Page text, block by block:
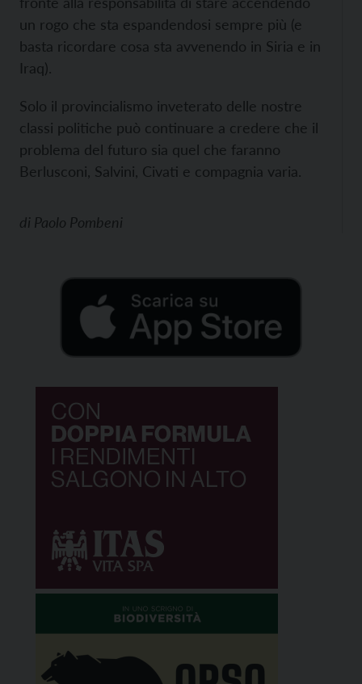
un rogo che sta espandendosi sempre più (e
basta ricordare cosa sta avvenendo in Siria e in
Iraq).
Solo il provincialismo inveterato delle nostre
classi politiche può continuare a credere che il
problema del futuro sia quel che faranno
Berlusconi, Salvini, Civati e compagnia varia.
di Paolo Pombeni